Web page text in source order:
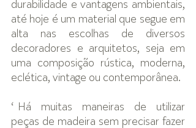
durabilidade e vantagens ambientais,
até hoje é um material que segue em
alta nas escolhas de diversos
decoradores e arquitetos, seja em
uma composição rústica, moderna,
eclética, vintage ou contemporânea.
“Há muitas maneiras de utilizar
peças de madeira sem precisar fazer